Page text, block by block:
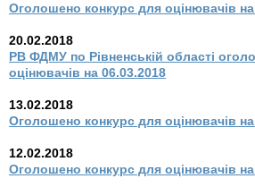
Оголошено конкурс для оцінювачів
20.02.2018
РВ ФДМУ по Рівненській області
оцінювачів на 06.03.2018
13.02.2018
Оголошено конкурс для оцінювачів
12.02.2018
Оголошено конкурс для оцінювачів